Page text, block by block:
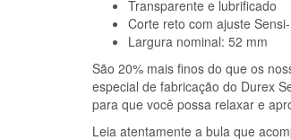
Transparente e lubrificado
Corte reto com ajuste
Largura nominal: 52 mm
São 20% mais finos do que os
especial de fabricação do Durex
para que você possa relaxar e
Leia atentamente a bula que